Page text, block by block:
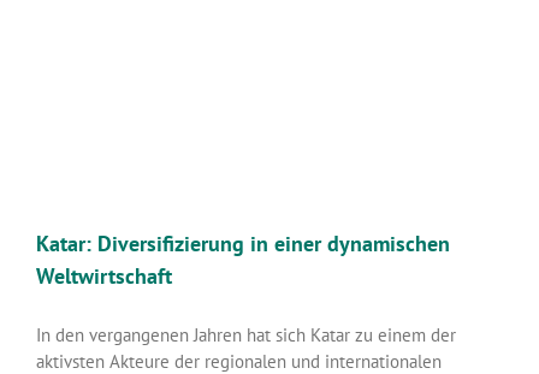
Katar: Diversifizierung in einer dynamischen
Weltwirtschaft
In den vergangenen Jahren hat sich Katar zu einem der
aktivsten Akteure der regionalen und internationalen